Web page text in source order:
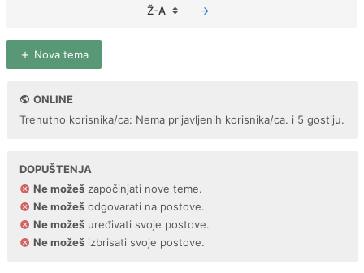
Ž-A
Nova tema
ONLINE
Trenutno korisnika/ca: Nema prijavljenih korisnika/ca. i 5 gostiju.
DOPUŠTENJA
Ne možeš započinjati nove teme.
Ne možeš odgovarati na postove.
Ne možeš uređivati svoje postove.
Ne možeš izbrisati svoje postove.